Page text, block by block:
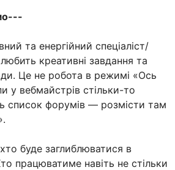
та енергійний спеціаліст/
креативні завдання та
Це не робота в режимі «Ось
у вебмайстрів стільки-то
список форумів — розмісти там
буде заглиблюватися в
працюватиме навіть не стільки